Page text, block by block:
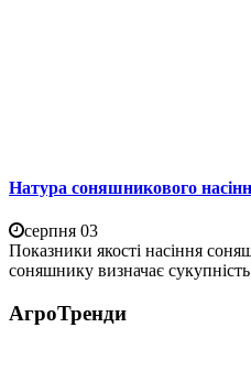
Натура соняшникового
серпня 03
Показники якості насіння
соняшнику визначає
АгроТренди